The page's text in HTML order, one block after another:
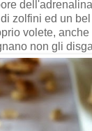
zolfini ed un
volete,
non gli